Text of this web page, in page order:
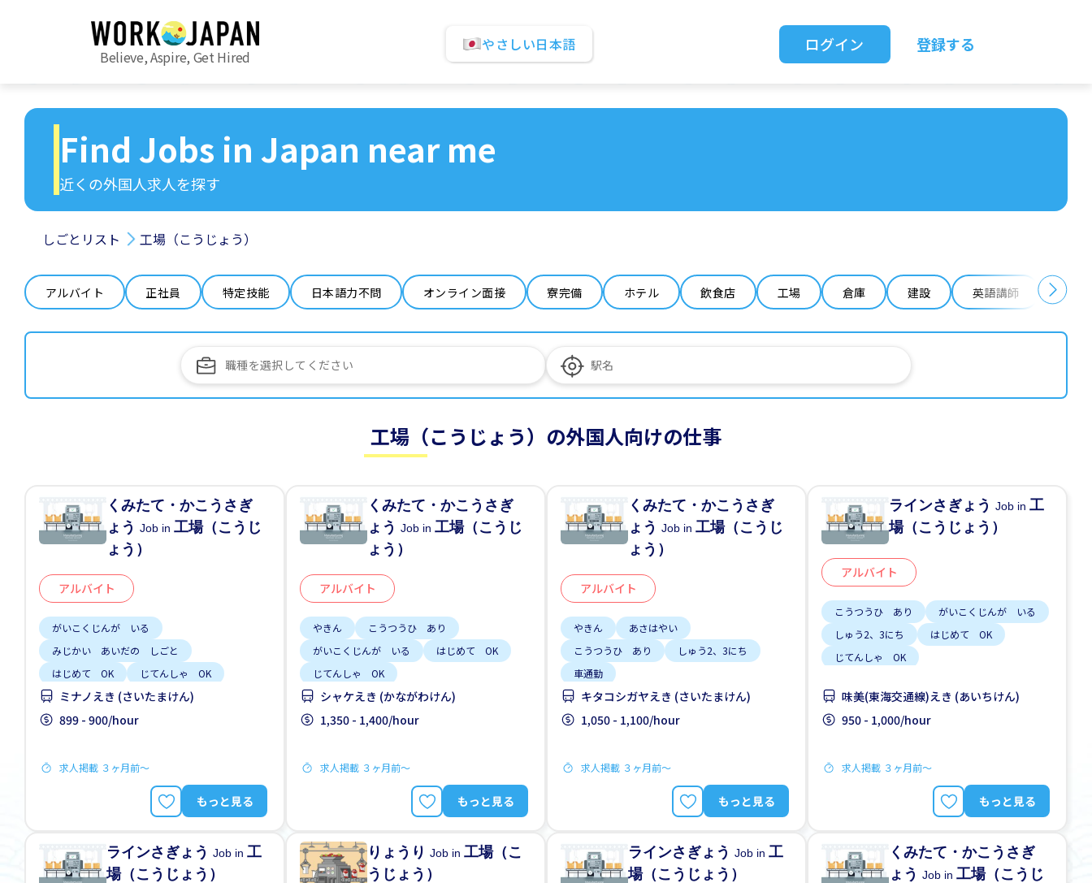
Believe, Aspire, Get Hired
やさしい日本語 ログイン 登録する
Find Jobs in Japan near me
近くの外国人求人を探す
しごとリスト 工場（こうじょう）
アルバイト 正社員 特定技能 日本語力不問 オンライン面接 寮完備 ホテル 飲食店 工場 倉庫 建設 英語講師 IT
工場（こうじょう）の外国人向けの仕事
くみたて・かこうさぎ
ょうJob in工場（こうじ
ょう）
アルバイト
がいこくじんが いる
みじかい あいだの しごと
はじめて OK
じてんしゃ OK
土日祝 やすみ
女性かんげい
男性かんげい
車通勤
ミナノえき (さいたまけん)
899 - 900/hour
求人掲載 ３ヶ月前〜
もっと見る
くみたて・かこうさぎ
ょうJob in工場（こうじ
ょう）
アルバイト
やきん
こうつうひ あり
がいこくじんが いる
はじめて OK
じてんしゃ OK
外国人のための けんしゅうマニュアル
男性かんげい
車通勤
シャケえき (かながわけん)
1,350 - 1,400/hour
求人掲載 ３ヶ月前〜
もっと見る
くみたて・かこうさぎ
ょうJob in工場（こうじ
ょう）
アルバイト
やきん
あさはやい
こうつうひ あり
しゅう2、3にち
車通勤
キタコシガヤえき (さいたまけん)
1,050 - 1,100/hour
求人掲載 ３ヶ月前〜
もっと見る
ラインさぎょうJob in工
場（こうじょう）
アルバイト
こうつうひ あり
がいこくじんが いる
しゅう2、3にち
はじめて OK
じてんしゃ OK
味美(東海交通線)えき (あいちけん)
950 - 1,000/hour
求人掲載 ３ヶ月前〜
もっと見る
ラインさぎょうJob in工
場（こうじょう）
りょうりJob in工場（こ
うじょう）
ラインさぎょうJob in工
場（こうじょう）
くみたて・かこうさぎ
ょうJob in工場（こうじ